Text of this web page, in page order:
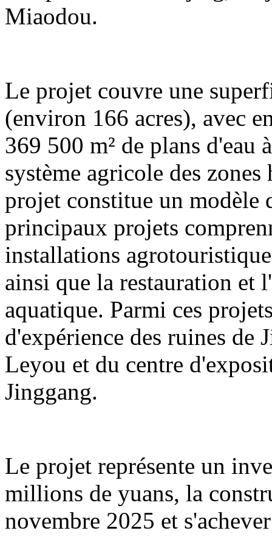
Miaodou.
Le projet couvre une
(environ 166 acres), avec
369 500 m² de plans d'eau
système agricole des
projet constitue un modèle
principaux projets
installations
ainsi que la restauration et
aquatique. Parmi ces
d'expérience des ruines de
Leyou et du centre
Jinggang.
Le projet représente un
millions de yuans, la
novembre 2025 et